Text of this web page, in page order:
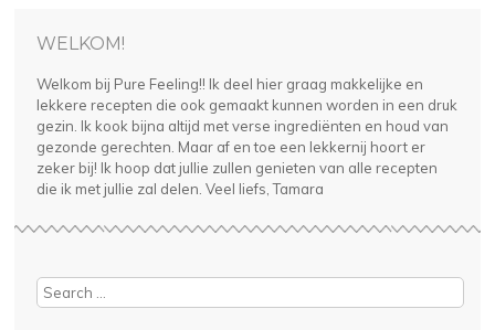
WELKOM!
Welkom bij Pure Feeling!! Ik deel hier graag makkelijke en
lekkere recepten die ook gemaakt kunnen worden in een druk
gezin. Ik kook bijna altijd met verse ingrediënten en houd van
gezonde gerechten. Maar af en toe een lekkernij hoort er
zeker bij! Ik hoop dat jullie zullen genieten van alle recepten
die ik met jullie zal delen. Veel liefs, Tamara
Search